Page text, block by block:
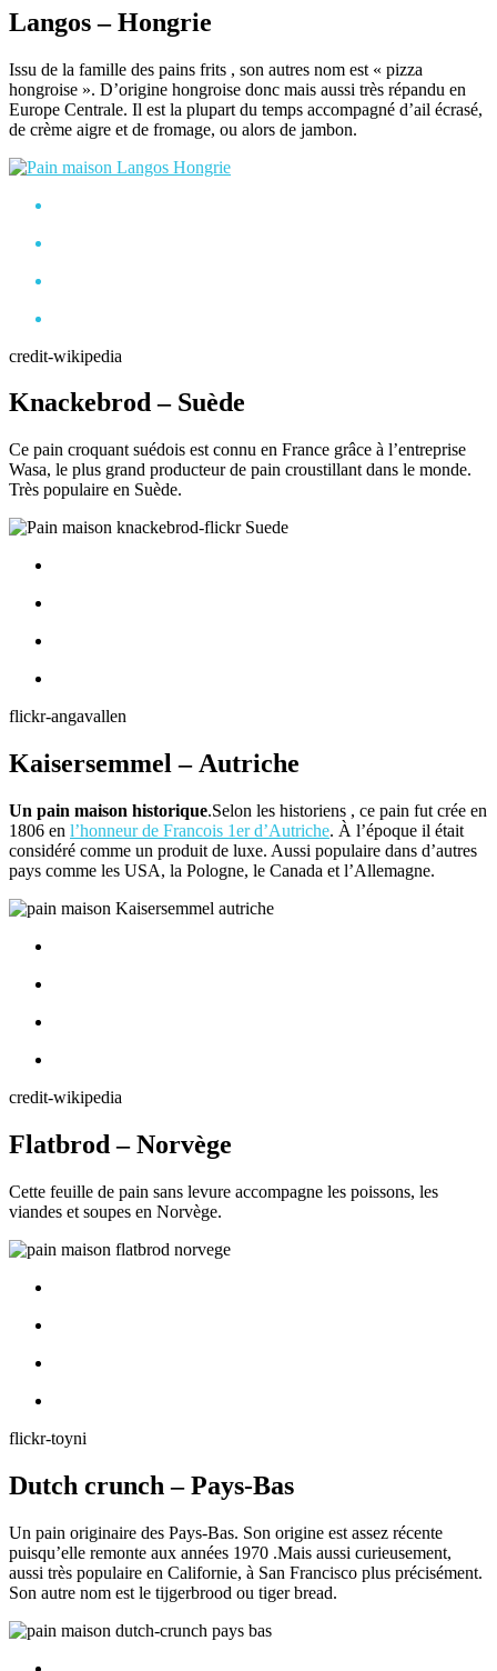
Langos – Hongrie
Issu de la famille des pains frits , son autres nom est « pizza
hongroise ». D’origine hongroise donc mais aussi très répandu en
Europe Centrale. Il est la plupart du temps accompagné d’ail écrasé,
de crème aigre et de fromage, ou alors de jambon.
credit-wikipedia
Knackebrod – Suède
Ce pain croquant suédois est connu en France grâce à l’entreprise
Wasa, le plus grand producteur de pain croustillant dans le monde.
Très populaire en Suède.
flickr-angavallen
Kaisersemmel – Autriche
Un pain maison historique.Selon les historiens , ce pain fut crée en
1806 en l’honneur de Francois 1er d’Autriche. À l’époque il était
considéré comme un produit de luxe. Aussi populaire dans d’autres
pays comme les USA, la Pologne, le Canada et l’Allemagne.
credit-wikipedia
Flatbrod – Norvège
Cette feuille de pain sans levure accompagne les poissons, les
viandes et soupes en Norvège.
flickr-toyni
Dutch crunch – Pays-Bas
Un pain originaire des Pays-Bas. Son origine est assez récente
puisqu’elle remonte aux années 1970 .Mais aussi curieusement,
aussi très populaire en Californie, à San Francisco plus précisément.
Son autre nom est le tijgerbrood ou tiger bread.